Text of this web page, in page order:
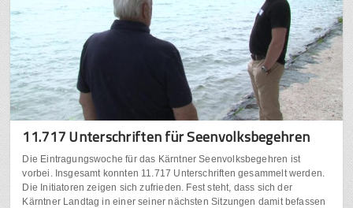
11.717 Unterschriften für Seenvolksbegehren
Die Eintragungswoche für das Kärntner Seenvolksbegehren ist
vorbei. Insgesamt konnten 11.717 Unterschriften gesammelt werden.
Die Initiatoren zeigen sich zufrieden. Fest steht, dass sich der
Kärntner Landtag in einer seiner nächsten Sitzungen damit befassen